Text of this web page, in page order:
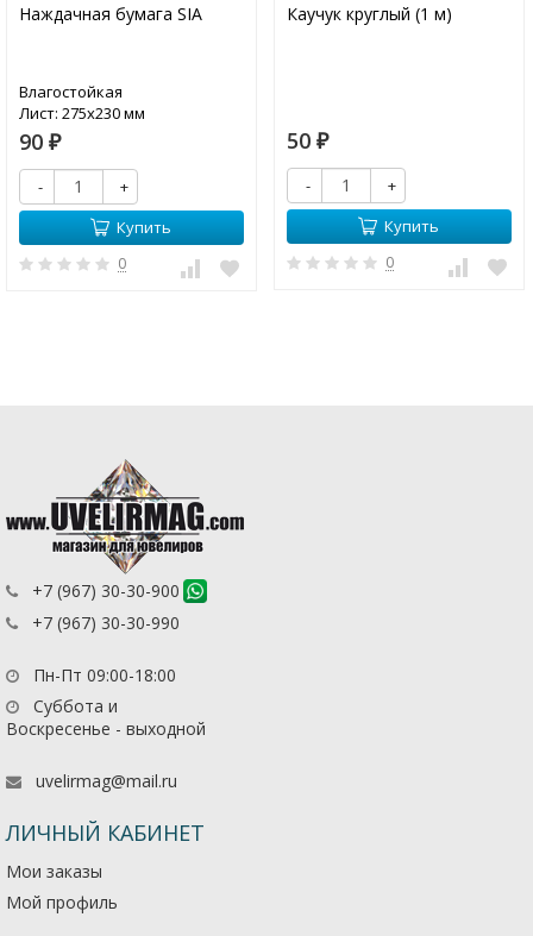
Наждачная бумага SIA
Влагостойкая
Лист: 275х230 мм
90 ₽
-
+
Купить
0
Каучук круглый (1 м)
50 ₽
-
+
Купить
0
+7 (967) 30-30-900
+7 (967) 30-30-990
Пн-Пт 09:00-18:00
Суббота и
Воскресенье - выходной
uvelirmag@mail.ru
ЛИЧНЫЙ КАБИНЕТ
Мои заказы
Мой профиль